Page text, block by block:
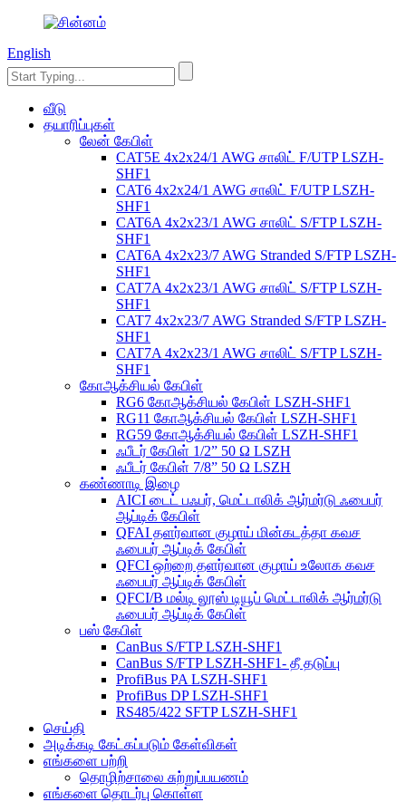
English
வீடு
தயாரிப்புகள்
லேன் கேபிள்
CAT5E 4x2x24/1 AWG சாலிட் F/UTP LSZH-
SHF1
CAT6 4x2x24/1 AWG சாலிட் F/UTP LSZH-
SHF1
CAT6A 4x2x23/1 AWG சாலிட் S/FTP LSZH-
SHF1
CAT6A 4x2x23/7 AWG Stranded S/FTP LSZH-
SHF1
CAT7A 4x2x23/1 AWG சாலிட் S/FTP LSZH-
SHF1
CAT7 4x2x23/7 AWG Stranded S/FTP LSZH-
SHF1
CAT7A 4x2x23/1 AWG சாலிட் S/FTP LSZH-
SHF1
கோஆக்சியல் கேபிள்
RG6 கோஆக்சியல் கேபிள் LSZH-SHF1
RG11 கோஆக்சியல் கேபிள் LSZH-SHF1
RG59 கோஆக்சியல் கேபிள் LSZH-SHF1
ஃபீடர் கேபிள் 1/2” 50 Ω LSZH
ஃபீடர் கேபிள் 7/8” 50 Ω LSZH
கண்ணாடி இழை
AICI டைட் பஃபர், மெட்டாலிக் ஆர்மர்டு ஃபைபர்
ஆப்டிக் கேபிள்
QFAI தளர்வான குழாய் மின்கடத்தா கவச
ஃபைபர் ஆப்டிக் கேபிள்
QFCI ஒற்றை தளர்வான குழாய் உலோக கவச
ஃபைபர் ஆப்டிக் கேபிள்
QFCI/B மல்டி லூஸ் டியூப் மெட்டாலிக் ஆர்மர்டு
ஃபைபர் ஆப்டிக் கேபிள்
பஸ் கேபிள்
CanBus S/FTP LSZH-SHF1
CanBus S/FTP LSZH-SHF1- தீ தடுப்பு
ProfiBus PA LSZH-SHF1
ProfiBus DP LSZH-SHF1
RS485/422 SFTP LSZH-SHF1
செய்தி
அடிக்கடி கேட்கப்படும் கேள்விகள்
எங்களை பற்றி
தொழிற்சாலை சுற்றுப்பயணம்
எங்களை தொடர்பு கொள்ள